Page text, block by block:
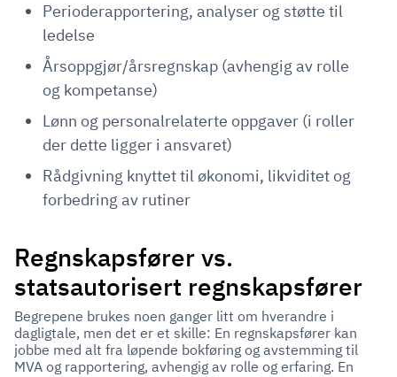
Perioderapportering, analyser og støtte til
ledelse
Årsoppgjør/årsregnskap (avhengig av rolle
og kompetanse)
Lønn og personalrelaterte oppgaver (i roller
der dette ligger i ansvaret)
Rådgivning knyttet til økonomi, likviditet og
forbedring av rutiner
Regnskapsfører vs.
statsautorisert regnskapsfører
Begrepene brukes noen ganger litt om hverandre i
dagligtale, men det er et skille: En regnskapsfører kan
jobbe med alt fra løpende bokføring og avstemming til
MVA og rapportering, avhengig av rolle og erfaring. En